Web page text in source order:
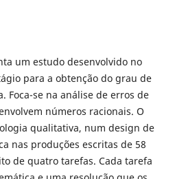
um estudo desenvolvido no
para a obtenção do grau de
Foca-se na análise de erros de
números racionais. O
qualitativa, num design de
nas produções escritas de 58
de quatro tarefas. Cada tarefa